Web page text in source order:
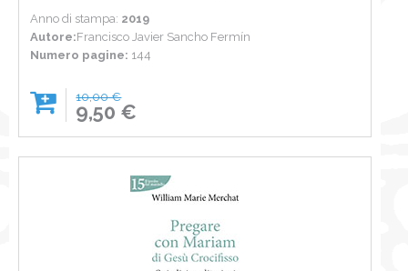
Anno di stampa: 2019
Autore:Francisco Javier Sancho Fermín
Numero pagine: 144
10,00 €
9,50 €